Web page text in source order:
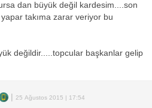
dan büyük değil kardesim....son
takıma zarar veriyor bu
değildir.....topcular başkanlar gelip
25 Ağustos 2015 | 17:54